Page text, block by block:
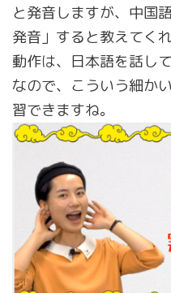
と発音しますが、中国
発音」すると教えてく
動作は、日本語を話し
なので、こういう細か
習できますね。